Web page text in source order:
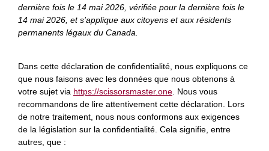
dernière fois le 14 mai 2026, vérifiée pour la dernière fois le
14 mai 2026, et s’applique aux citoyens et aux résidents
permanents légaux du Canada.
Dans cette déclaration de confidentialité, nous expliquons ce
que nous faisons avec les données que nous obtenons à
votre sujet via https://scissorsmaster.one. Nous vous
recommandons de lire attentivement cette déclaration. Lors
de notre traitement, nous nous conformons aux exigences
de la législation sur la confidentialité. Cela signifie, entre
autres, que :